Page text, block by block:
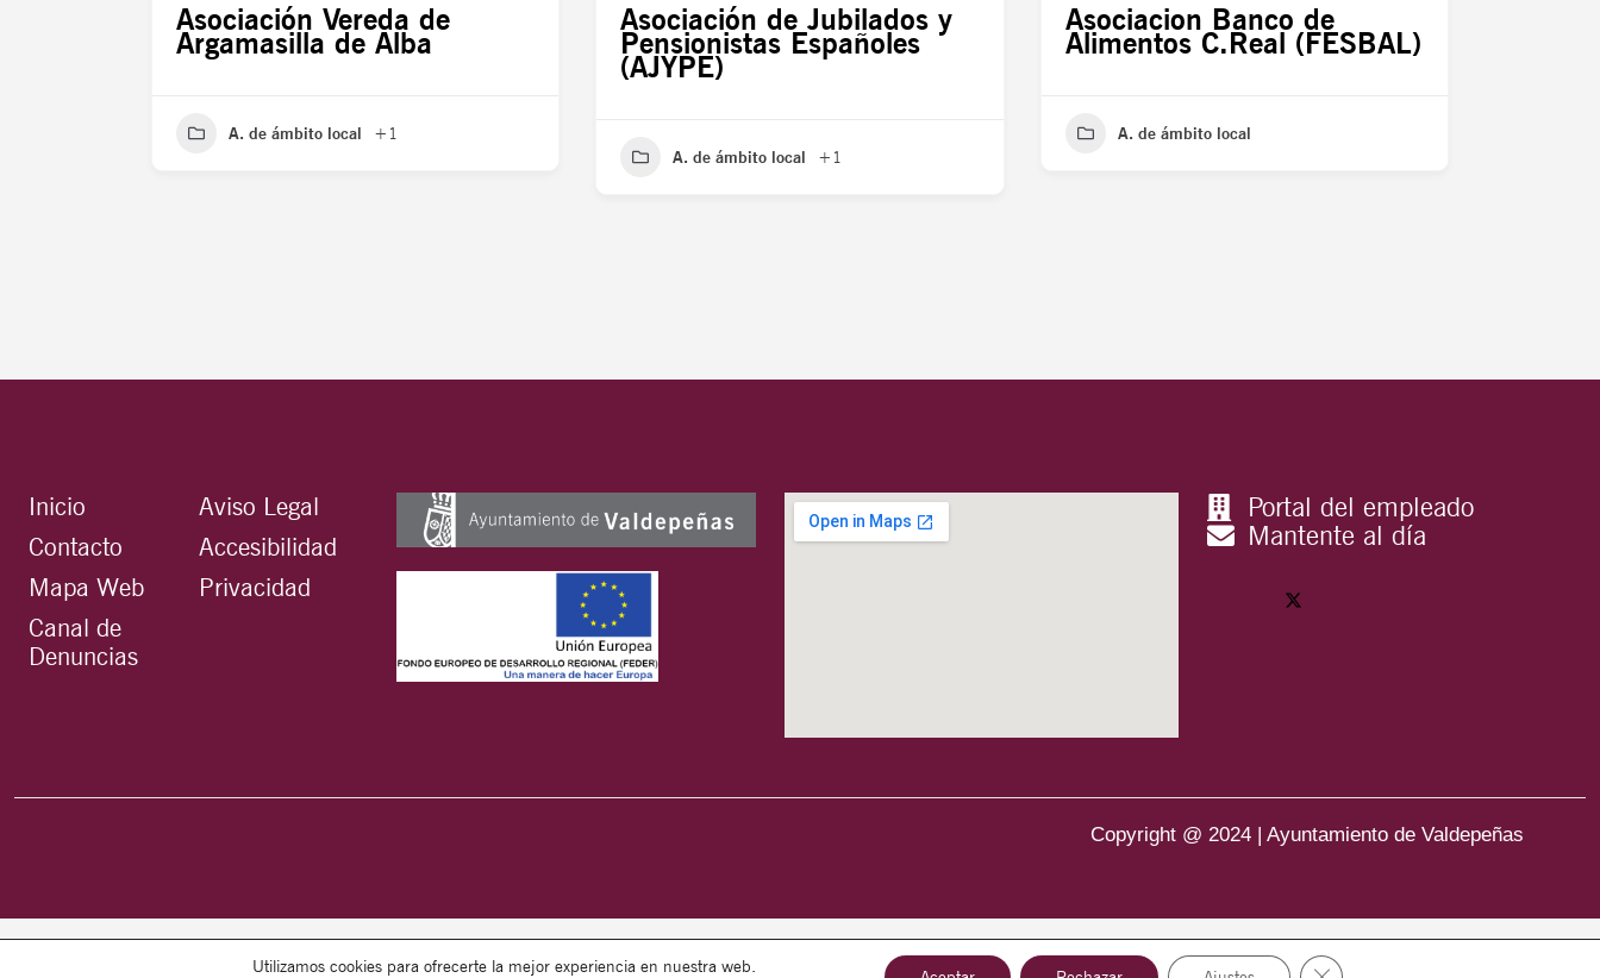
Asociación Vereda de
Argamasilla de Alba
A. de ámbito local +1
Asociación de Jubilados y
Pensionistas Españoles
(AJYPE)
A. de ámbito local +1
Asociacion Banco de
Alimentos C.Real (FESBAL)
A. de ámbito local
Inicio
Contacto
Mapa Web
Canal de
Denuncias
Aviso Legal
Accesibilidad
Privacidad
Portal del empleado
Mantente al día
Copyright @ 2024 | Ayuntamiento de Valdepeñas
Utilizamos cookies para ofrecerte la mejor experiencia en nuestra web. Cerrar el banner de cookies RGPD